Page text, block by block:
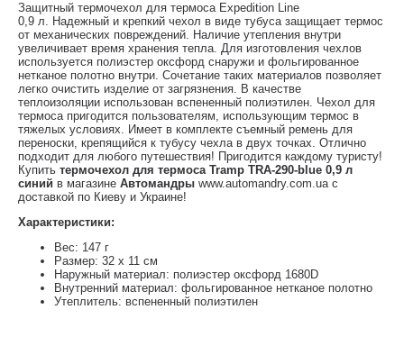
Защитный термочехол для термоса Expedition Line
0,9 л. Надежный и крепкий чехол в виде тубуса защищает термос
от механических повреждений. Наличие утепления внутри
увеличивает время хранения тепла. Для изготовления чехлов
используется полиэстер оксфорд снаружи и фольгированное
нетканое полотно внутри. Сочетание таких материалов позволяет
легко очистить изделие от загрязнения. В качестве
теплоизоляции использован вспененный полиэтилен. Чехол для
термоса пригодится пользователям, использующим термос в
тяжелых условиях. Имеет в комплекте съемный ремень для
переноски, крепящийся к тубусу чехла в двух точках. Отлично
подходит для любого путешествия! Пригодится каждому туристу!
Купить термочехол для термоса Tramp TRA-290-blue 0,9 л
синий в магазине Автомандры www.automandry.com.ua с
доставкой по Киеву и Украине!
Характеристики:
Вес: 147 г
Размер: 32 х 11 см
Наружный материал: полиэстер оксфорд 1680D
Внутренний материал: фольгированное нетканое полотно
Утеплитель: вспененный полиэтилен